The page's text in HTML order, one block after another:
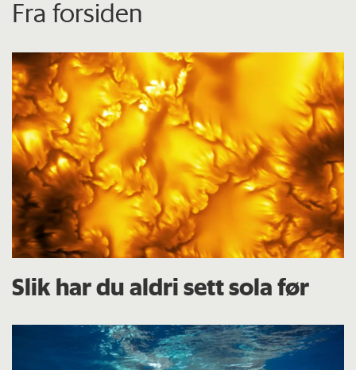
Fra forsiden
Slik har du aldri sett sola før